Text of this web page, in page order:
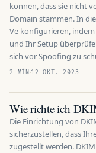
können, dass sie nicht
Domain stammen. In
Ve konfigurieren,
und Ihr Setup
sich vor Spoofing zu
2 MÍN 12 OKT. 2023
Wie richte ich
Die Einrichtung von
sicherzustellen, dass
zugestellt werden.